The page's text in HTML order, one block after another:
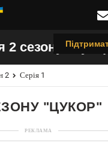
2 сезону
2 Серія 1
"ЦУКОР"
РЕКЛАМА